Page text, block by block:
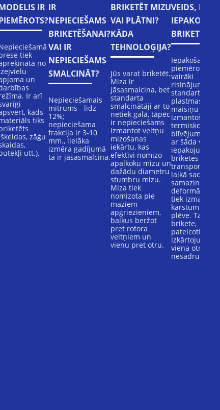
IR
tiek
no
un
Ir arī
kāds
tiks
zāģu
utt.).
IR
NEPIECIEŠAMS
BRIKETĒŠANAI?
VAI IR
NEPIECIEŠAMS
SMALCINĀT?
Nepieciešamais
mitrums - līdz
12%;
nepieciešama
frakcija ir 3-10
mm., lielāka
izmēra gadījumā
tā ir jāsasmalcina.
BRIKETĒT MIZU
VAI PLĀTNI?
KĀDA
TEHNOLOĢIJA?
Jūs varat briketēt.
Miza ir
jāsasmalcina, bet
standarta
smalcinātāji ar to
netiek galā, tāpēc
ir nepieciešams
izmantot veltņu
mizošanas
iekārtu, kas
efektīvi nomizo
apaļkoku mizu un
dažādu diametru
stumbru mizu.
Miza tiek
nomizota pie
maziem
apgriezieniem,
baļķus beržot
pret rotora
veltņiem un
vienu pret otru.
VEIDS, KĀ
IEPAKOT
BRIKETES?
Iepakošanai ir
piemēroti
vairāki
risinājumi:
standarta
plastmasas
maisiņu
izmantošana
termisko naža
blīvējumu. Bet
ar šāda veida
iepakojumu
briketes
laikā sadrūp.
samazinātu
deformāciju,
tiek izmantota
plēve. Tajā
brikete,
pateicoties
izkārtojumam
viena otrai,
nesadrūp.